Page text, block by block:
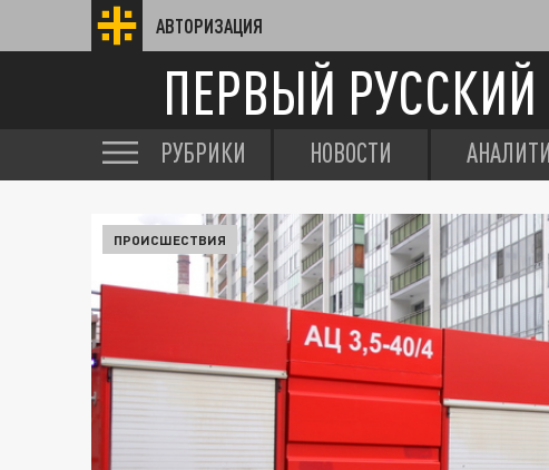
АВТОРИЗАЦИЯ
ПЕРВЫЙ РУССКИЙ
РУБРИКИ НОВОСТИ
ПРОИСШЕСТВИЯ